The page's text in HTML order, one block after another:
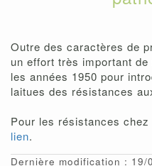
Outre des caractères de
un effort très important
les années 1950 pour
laitues des résistances
Pour les résistances
lien.
Dernière modification : 19/